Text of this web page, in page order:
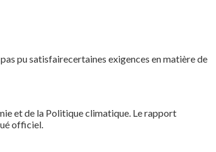
pu satisfairecertaines exigences en matière de
et de la Politique climatique. Le rapport
officiel.